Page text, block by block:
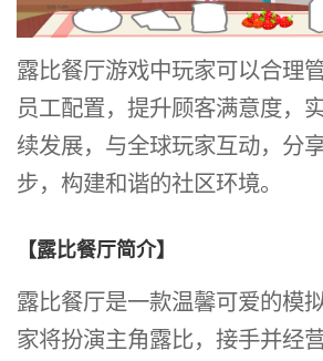
露比餐厅游戏中玩家可以合理
员工配置，提升顾客满意度，
续发展，与全球玩家互动，分
步，构建和谐的社区环境。
【露比餐厅简介】
露比餐厅是一款温馨可爱的模
家将扮演主角露比，接手并经